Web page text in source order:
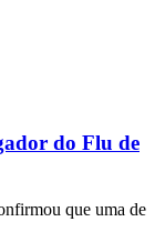
do Flu de
que uma de